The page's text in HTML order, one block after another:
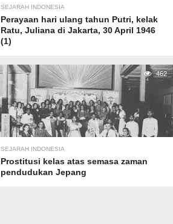
SEJARAH INDONESIA
Perayaan hari ulang tahun Putri, kelak
Ratu, Juliana di Jakarta, 30 April 1946
(1)
462
SEJARAH INDONESIA
Prostitusi kelas atas semasa zaman
pendudukan Jepang